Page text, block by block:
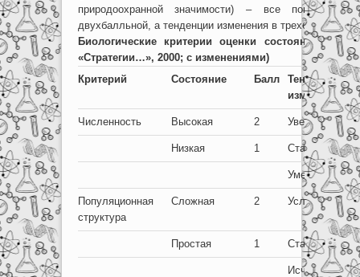
природоохранной значимости) – все показатели
двухбалльной, а тенденции изменения в трехбалльной
Биологические критерии оценки состояния
«Стратегии…», 2000; с изменениями)
Критерий
Состояние Балл
Тенденции
изменения
Численность Высокая 2 Увеличивается
Низкая 1 Стабильна
Уменьшается
Популяционная
структура
Сложная 2 Усложняется
Простая 1 Стабильна
Исчезновение